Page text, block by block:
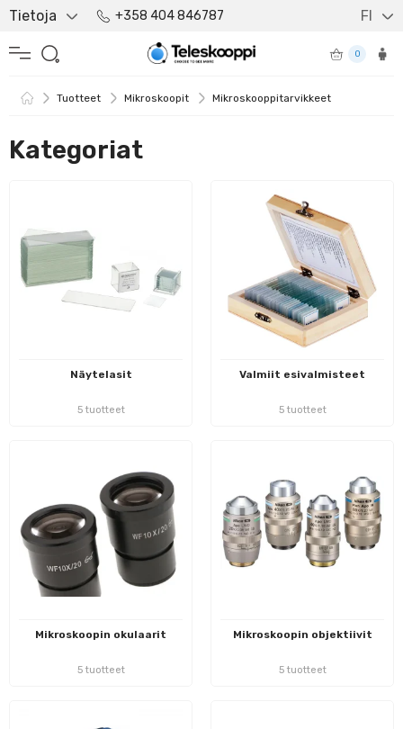
Tietoja +358 404 846787 FI
0
Tuotteet Mikroskoopit Mikroskooppitarvikkeet
Kategoriat
Näytelasit
5 tuotteet
Valmiit esivalmisteet
5 tuotteet
Mikroskoopin okulaarit
5 tuotteet
Mikroskoopin objektiivit
5 tuotteet